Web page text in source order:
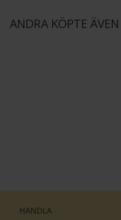
ANDRA KÖPTE ÄVEN
HANDLA